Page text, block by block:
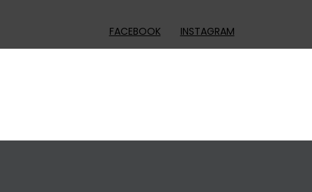
FACEBOOK INSTAGRAM